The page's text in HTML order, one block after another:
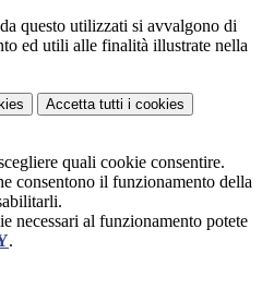
questo utilizzati si avvalgono di
ed utili alle finalità illustrate nella
Accetta tutti i cookies
quali cookie consentire.
consentono il funzionamento della
necessari al funzionamento potete
.